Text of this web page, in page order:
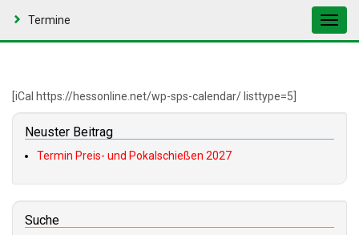
Termine
[iCal https://hessonline.net/wp-sps-calendar/ listtype=5]
Neuster Beitrag
Termin Preis- und Pokalschießen 2027
Suche